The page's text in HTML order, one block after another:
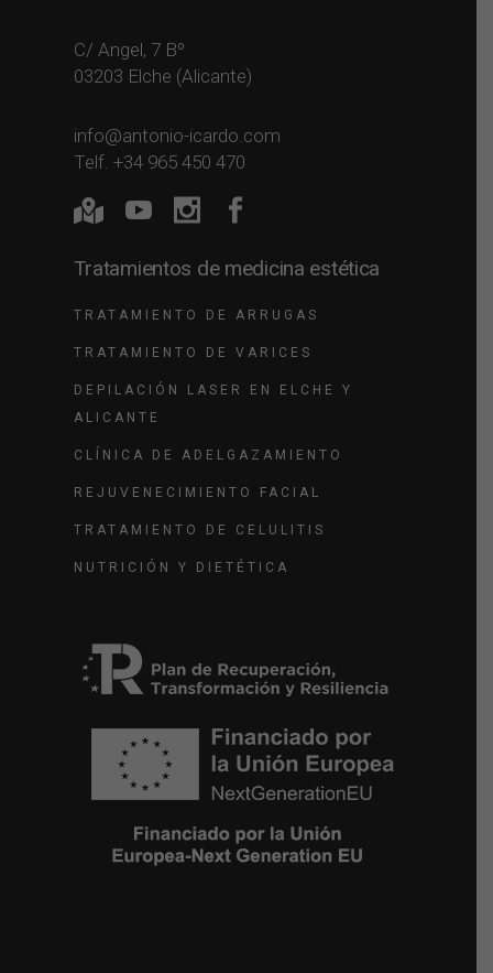
C/ Angel, 7 Bº
03203 Elche (Alicante)
info@antonio-icardo.com
Telf. +34 965 450 470
Tratamientos de medicina estética
TRATAMIENTO DE ARRUGAS
TRATAMIENTO DE VARICES
DEPILACIÓN LASER EN ELCHE Y
ALICANTE
CLÍNICA DE ADELGAZAMIENTO
REJUVENECIMIENTO FACIAL
TRATAMIENTO DE CELULITIS
NUTRICIÓN Y DIETÉTICA